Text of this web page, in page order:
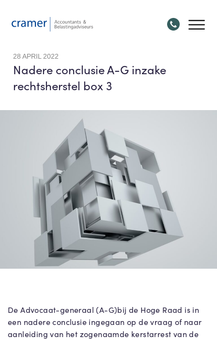
28 APRIL 2022
Nadere conclusie A-G inzake
rechtsherstel box 3
De Advocaat-generaal (A-G)bij de Hoge Raad is in
een nadere conclusie ingegaan op de vraag of naar
aanleiding van het zogenaamde kerstarrest van de